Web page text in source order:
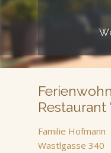
Restaurant
Familie Hofmann
Wastlgasse 340